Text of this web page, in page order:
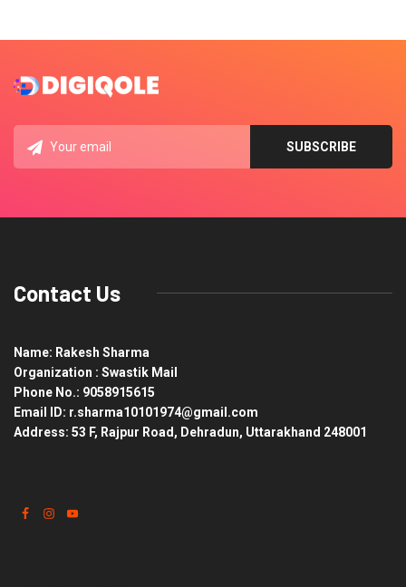
Contact Us
Name: Rakesh Sharma
Organization : Swastik Mail
Phone No.: 9058915615
Email ID: r.sharma10101974@gmail.com
Address: 53 F, Rajpur Road, Dehradun, Uttarakhand 248001